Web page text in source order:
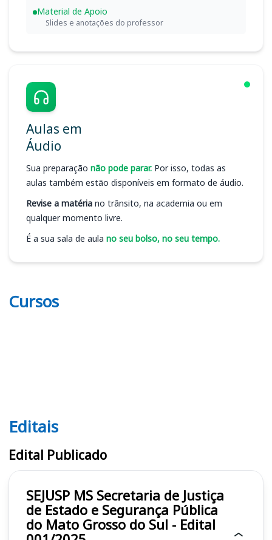
Material de Apoio
Slides e anotações do professor
Aulas em
Áudio
Sua preparação não pode parar. Por isso, todas as
aulas também estão disponíveis em formato de áudio.
Revise a matéria no trânsito, na academia ou em
qualquer momento livre.
É a sua sala de aula no seu bolso, no seu tempo.
Cursos
Editais SEJUSP MS
Editais
Edital Publicado
SEJUSP MS Secretaria de Justiça
de Estado e Segurança Pública
do Mato Grosso do Sul - Edital